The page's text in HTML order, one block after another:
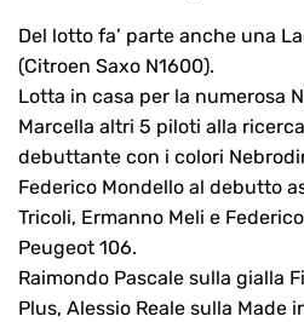
Del lotto fa’ parte anche una
(Citroen Saxo N1600).
Lotta in casa per la numerosa
Marcella altri 5 piloti alla
debuttante con i colori
Federico Mondello al debutto
Tricoli, Ermanno Meli e
Peugeot 106.
Raimondo Pascale sulla gialla
Plus, Alessio Reale sulla Made